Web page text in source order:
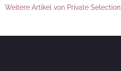
Weitere Artikel von Private Selection